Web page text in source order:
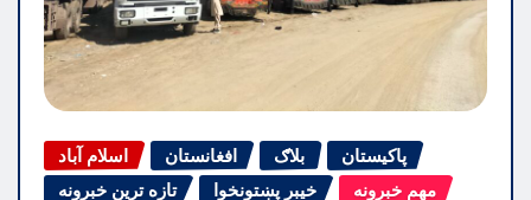
اسلام آباد افغانستان بلاګ
پاکیستان
تازه ترین خبرونه
خیبر پښتونخوا
مهم خبرونه